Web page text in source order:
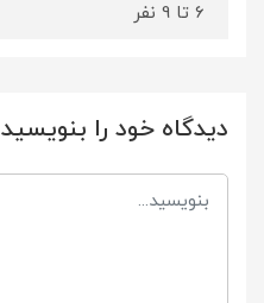
6 تا 9 نفر
دیدگاه خود را بنویسید